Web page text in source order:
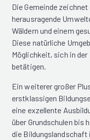
Die Gemeinde
herausragende
Wäldern und einem
Diese natürliche
Möglichkeit, sich in
betätigen.
Ein weiterer großer
erstklassigen
eine exzellente
über Grundschulen bis
die Bildungslandschaft